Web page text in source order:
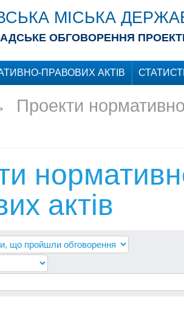
МІСЬКА
ОБГОВОРЕННЯ
ПРАВОВИХ АКТІВ
Проекти
актів